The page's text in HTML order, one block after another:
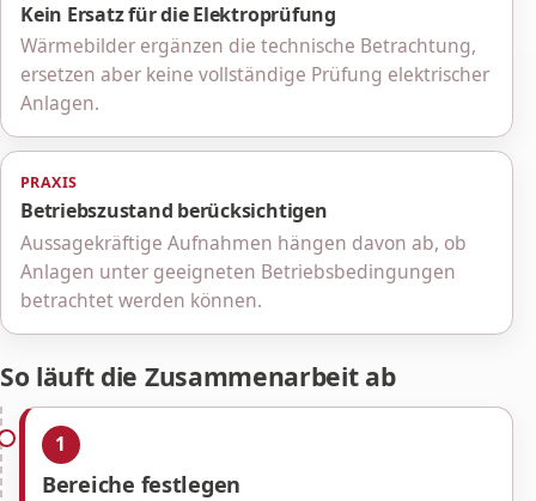
Kein Ersatz für die Elektroprüfung
Wärmebilder ergänzen die technische Betrachtung,
ersetzen aber keine vollständige Prüfung elektrischer
Anlagen.
PRAXIS
Betriebszustand berücksichtigen
Aussagekräftige Aufnahmen hängen davon ab, ob
Anlagen unter geeigneten Betriebsbedingungen
betrachtet werden können.
So läuft die Zusammenarbeit ab
1
Bereiche festlegen